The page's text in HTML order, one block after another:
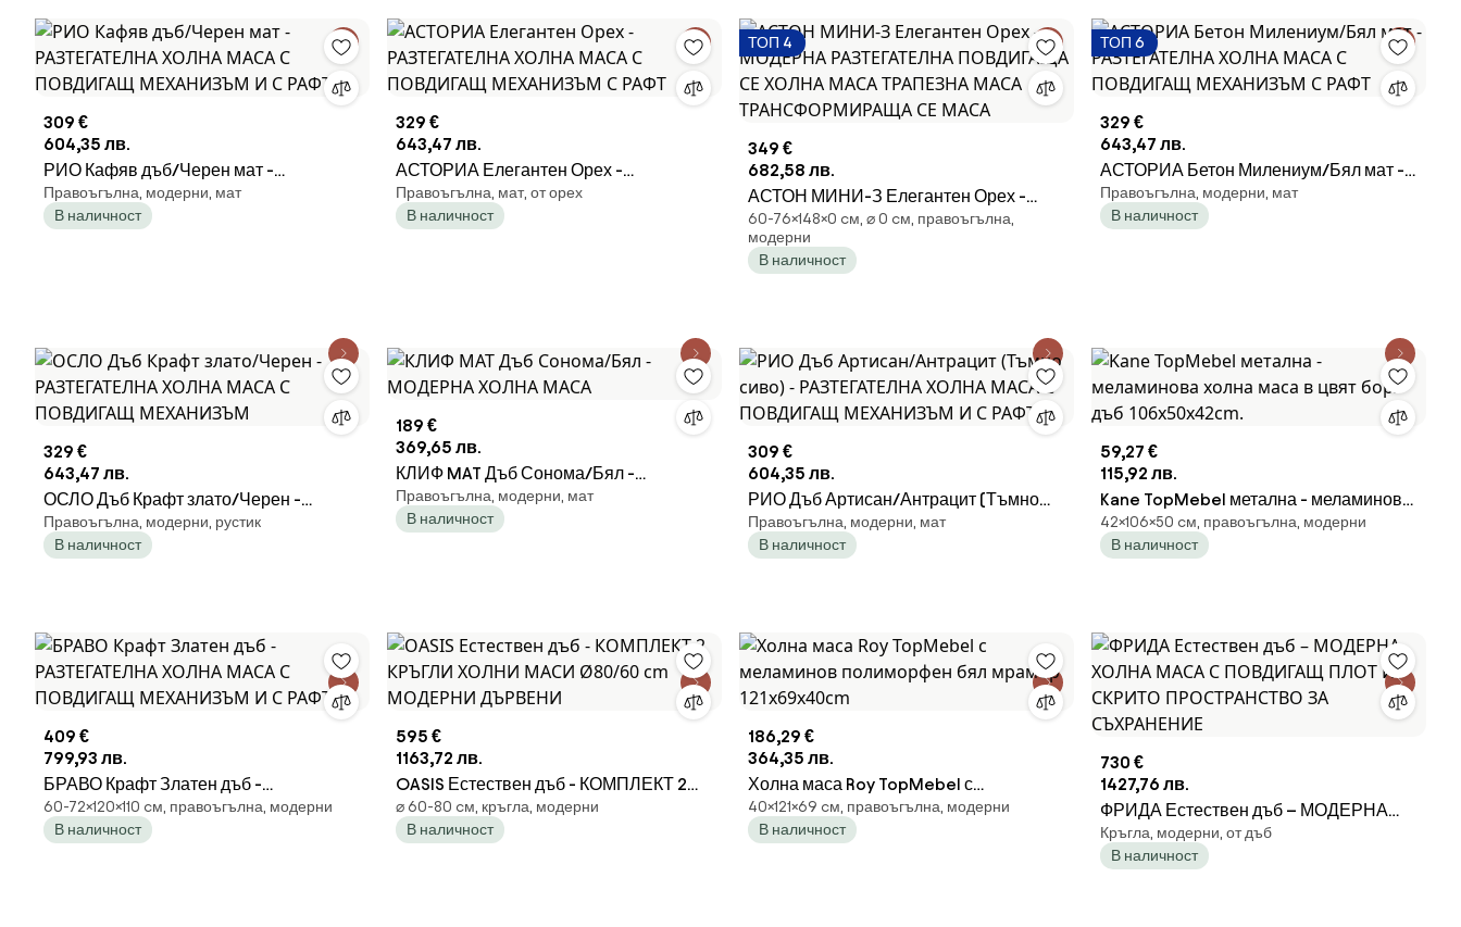
309 €
604,35 лв.
РИО Кафяв дъб/Черен мат -
РАЗТЕГАТЕЛНА ХОЛНА МАСА С
ПОВДИГАЩ МЕХАНИЗЪМ И С РАФТ
Правоъгълна, модерни, мат
В наличност
329 €
643,47 лв.
АСТОРИА Елегантен Орех -
РАЗТЕГАТЕЛНА ХОЛНА МАСА С
ПОВДИГАЩ МЕХАНИЗЪМ С РАФТ
Правоъгълна, мат, от орех
В наличност
ТОП 4
349 €
682,58 лв.
АСТОН МИНИ-З Елегантен Орех -
МОДЕРНА РАЗТЕГАТЕЛНА
ПОВДИГАЩА СЕ ХОЛНА МАСА
ТРАПЕЗНА МАСА
60-76×148×0 cм, ⌀ 0 cм, правоъгълна,
модерни
В наличност
ТОП 6
329 €
643,47 лв.
АСТОРИА Бетон Милениум/Бял мат -
РАЗТЕГАТЕЛНА ХОЛНА МАСА С
ПОВДИГАЩ МЕХАНИЗЪМ С РАФТ
Правоъгълна, модерни, мат
В наличност
329 €
643,47 лв.
ОСЛО Дъб Крафт злато/Черен -
РАЗТЕГАТЕЛНА ХОЛНА МАСА С
ПОВДИГАЩ МЕХАНИЗЪМ
Правоъгълна, модерни, рустик
В наличност
189 €
369,65 лв.
КЛИФ MAT Дъб Сонома/Бял -
МОДЕРНА ХОЛНА МАСА
Правоъгълна, модерни, мат
В наличност
309 €
604,35 лв.
РИО Дъб Артисан/Антрацит (Тъмно
сиво) - РАЗТЕГАТЕЛНА ХОЛНА МАСА
С ПОВДИГАЩ МЕХАНИЗЪМ И С РАФТ
Правоъгълна, модерни, мат
В наличност
59,27 €
115,92 лв.
Kane TopMebel метална - меламинова
холна маса в цвят бор/дъб
106x50x42cm.
42×106×50 cм, правоъгълна, модерни
В наличност
409 €
799,93 лв.
БРАВО Крафт Златен дъб -
РАЗТЕГАТЕЛНА ХОЛНА МАСА С
ПОВДИГАЩ МЕХАНИЗЪМ И С РАФТ
60-72×120×110 cм, правоъгълна, модерни
В наличност
595 €
1163,72 лв.
OASIS Естествен дъб - КОМПЛЕКТ 2
КРЪГЛИ ХОЛНИ МАСИ Ø80/60 cm
МОДЕРНИ ДЪРВЕНИ
⌀ 60-80 cм, кръгла, модерни
В наличност
186,29 €
364,35 лв.
Холна маса Roy TopMebel с
меламинов полиморфен бял мрамор
121x69x40cm
40×121×69 cм, правоъгълна, модерни
В наличност
730 €
1427,76 лв.
ФРИДА Естествен дъб – МОДЕРНА
ХОЛНА МАСА С ПОВДИГАЩ ПЛОТ И
СКРИТО ПРОСТРАНСТВО ЗА
Кръгла, модерни, от дъб
В наличност